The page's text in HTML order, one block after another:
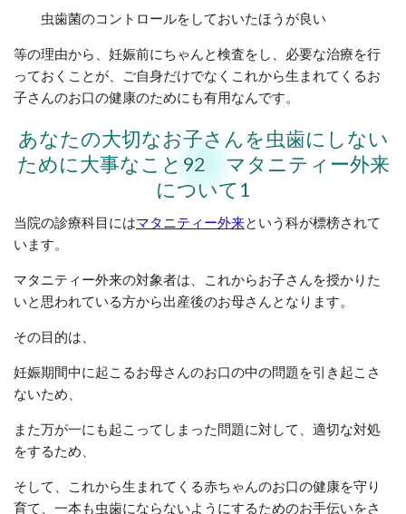
虫歯菌のコントロールをしておいたほうが良い
等の理由から、妊娠前にちゃんと検査をし、必要な治療を行
っておくことが、ご自身だけでなくこれから生まれてくるお
子さんのお口の健康のためにも有用なんです。
あなたの大切なお子さんを虫歯にしない
ために大事なこと92 マタニティー外来
について1
当院の診療科目にはマタニティー外来という科が標榜されて
います。
マタニティー外来の対象者は、これからお子さんを授かりた
いと思われている方から出産後のお母さんとなります。
その目的は、
妊娠期間中に起こるお母さんのお口の中の問題を引き起こさ
ないため、
また万が一にも起こってしまった問題に対して、適切な対処
をするため、
そして、これから生まれてくる赤ちゃんのお口の健康を守り
育て、一本も虫歯にならないようにするためのお手伝いをさ